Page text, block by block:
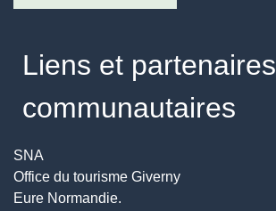
Liens et partenaires
communautaires
SNA
Office du tourisme Giverny
Eure Normandie.